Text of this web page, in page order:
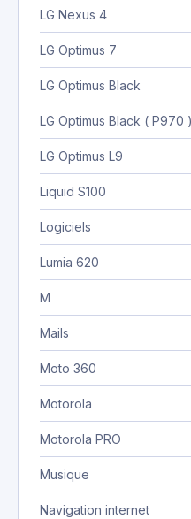
LG Nexus 4
LG Optimus 7
LG Optimus Black
LG Optimus Black ( P970 )
LG Optimus L9
Liquid S100
Logiciels
Lumia 620
M
Mails
Moto 360
Motorola
Motorola PRO
Musique
Navigation internet